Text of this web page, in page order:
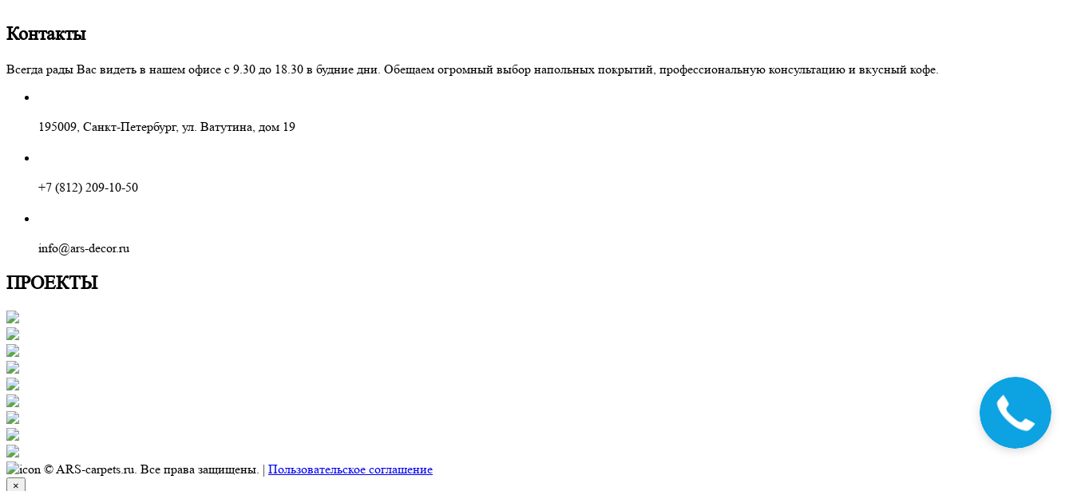
Контакты
Всегда рады Вас видеть в нашем офисе с 9.30 до 18.30 в будние дни. Обещаем огромный выбор напольных покрытий, профессиональную консультацию и вкусный кофе.
195009, Санкт-Петербург, ул. Ватутина, дом 19
+7 (812) 209-10-50
info@ars-decor.ru
ПРОЕКТЫ
© ARS-carpets.ru. Все права защищены. | Пользовательское соглашение
×